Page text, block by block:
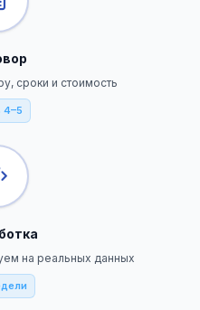
сроки и стоимость
4–5
на реальных данных